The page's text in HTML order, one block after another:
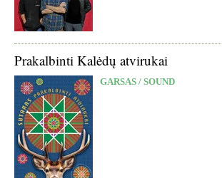
Prakalbinti Kalėdų atvirukai
GARSAS / SOUND